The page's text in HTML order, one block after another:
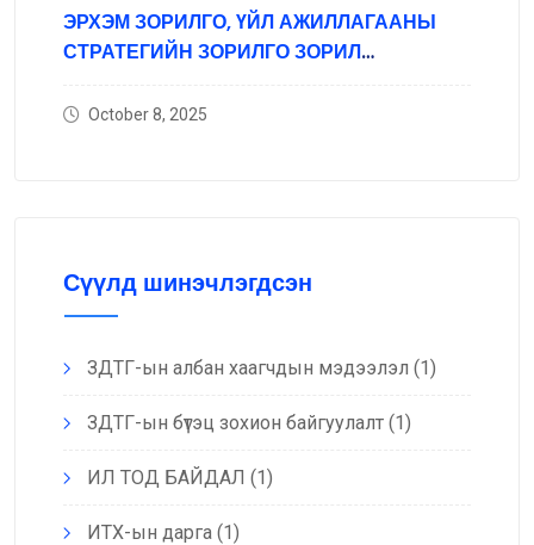
ЭРХЭМ ЗОРИЛГО, ҮЙЛ АЖИЛЛАГААНЫ
СТРАТЕГИЙН ЗОРИЛГО ЗОРИЛ
October 8, 2025
Сүүлд шинэчлэгдсэн
ЗДТГ-ын албан хаагчдын мэдээлэл (1)
ЗДТГ-ын бүтэц зохион байгуулалт (1)
ИЛ ТОД БАЙДАЛ (1)
ИТХ-ын дарга (1)